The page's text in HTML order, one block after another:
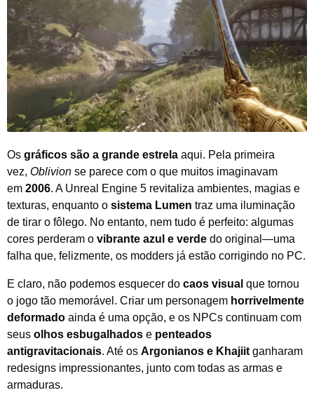
Os gráficos são a grande estrela aqui. Pela primeira
vez, Oblivion se parece com o que muitos imaginavam
em 2006. A Unreal Engine 5 revitaliza ambientes, magias e
texturas, enquanto o sistema Lumen traz uma iluminação
de tirar o fôlego. No entanto, nem tudo é perfeito: algumas
cores perderam o vibrante azul e verde do original—uma
falha que, felizmente, os modders já estão corrigindo no PC.
E claro, não podemos esquecer do caos visual que tornou
o jogo tão memorável. Criar um personagem horrivelmente
deformado ainda é uma opção, e os NPCs continuam com
seus olhos esbugalhados e penteados
antigravitacionais. Até os Argonianos e Khajiit ganharam
redesigns impressionantes, junto com todas as armas e
armaduras.